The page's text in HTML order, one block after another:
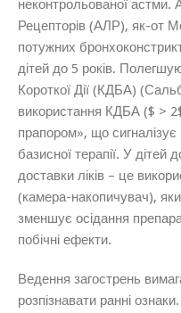
неконтрольованої астми.
Рецепторів (АЛР), як-от
потужних
дітей до 5 років.
Короткої Дії (КДБА)
використання КДБА ($ >
прапором», що сигналізує
базисної терапії. У дітей
доставки ліків – це
(камера-накопичувач),
зменшує осідання
побічні ефекти.
Ведення загострень
розпізнавати ранні